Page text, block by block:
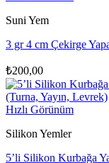
Suni Yem
3 gr 4 cm Çekirge
₺200,00
Hızlı Görünüm
Silikon Yemler
5’li Silikon Kurbağa